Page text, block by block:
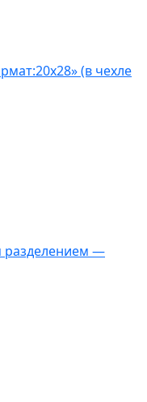
(в чехле